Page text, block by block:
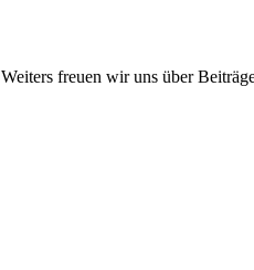
Weiters freuen wir uns über